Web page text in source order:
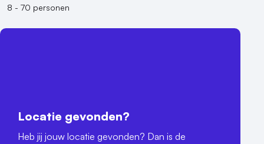
8 - 70 personen
Locatie gevonden?
Heb jij jouw locatie gevonden? Dan is de